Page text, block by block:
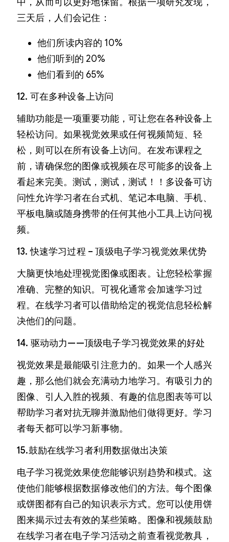
三天后，人们会记住：
他们所读内容的 10%
他们听到的 20%
他们看到的 65%
12. 可在多种设备上访问
辅助功能是一项重要功能，可让您在各种设备上
轻松访问。如果视觉效果或任何视频简短、轻
松，则可以在所有设备上访问。在发布课程之
前，请确保您的图像或视频在尽可能多的设备上
看起来完美。测试，测试，测试！！多设备可访
问性允许学习者在台式机、笔记本电脑、手机、
平板电脑或随身携带的任何其他小工具上访问视
频。
13. 快速学习过程 – 顶级电子学习视觉效果优势
大脑更快地处理视觉图像或图表。让您轻松掌握
准确、完整的知识。可视化通常会加速学习过
程。在线学习者可以借助给定的视觉信息轻松解
决他们的问题。
14. 驱动动力——顶级电子学习视觉效果的好处
视觉效果是最能吸引注意力的。如果一个人感兴
趣，那么他们就会充满动力地学习。有吸引力的
图像、引人入胜的视频、有趣的信息图表等可以
帮助学习者对抗无聊并激励他们做得更好。学习
者每天都可以学习新事物。
15.鼓励在线学习者利用数据做出决策
电子学习视觉效果使您能够识别趋势和模式。这
使他们能够根据数据修改他们的方法。每个图像
或饼图都有自己的知识表示方式。您可以使用饼
图来揭示过去有效的某些策略。图像和视频鼓励
在线学习者在电子学习活动之前查看视觉教具，